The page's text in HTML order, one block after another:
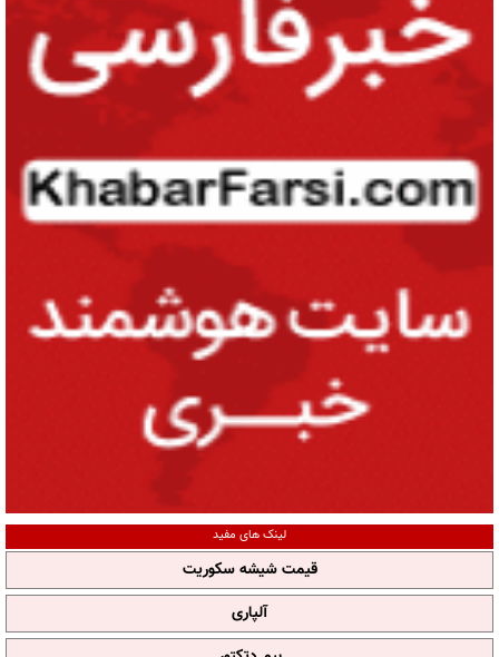
لینک های مفید
قیمت شیشه سکوریت
آلپاری